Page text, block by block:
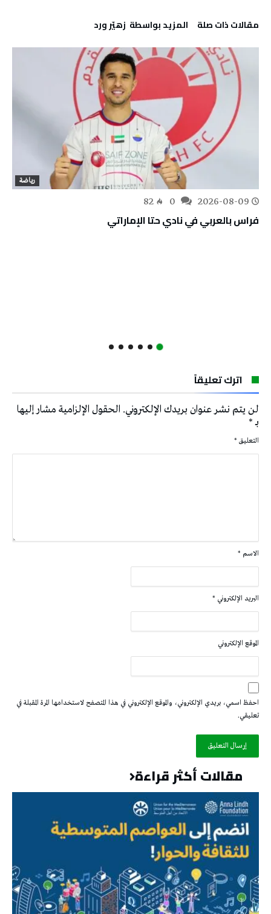
‫مقالات ذات صلة‬ ‫‫المزيد بواسطة‬ ‬ زهيّر‭ ‬ورد
رياضة
2026-08-09
82
فراس بالعربي في نادي حتا الإماراتي
اترك تعليقاً
لن يتم نشر عنوان بريدك الإلكتروني. الحقول الإلزامية مشار إليها
بـ*
التعليق *
الاسم *
البريد الإلكتروني *
الموقع الإلكتروني
احفظ اسمي، بريدي الإلكتروني، والموقع الإلكتروني في هذا المتصفح لاستخدامها المرة المقبلة في
تعليقي.
مقالات أكثر قراءة